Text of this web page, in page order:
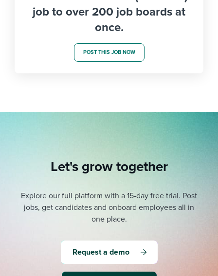
job to over 200 job boards at
once.
POST THIS JOB NOW
Let's grow together
Explore our full platform with a 15-day free trial. Post
jobs, get candidates and onboard employees all in
one place.
Request a demo